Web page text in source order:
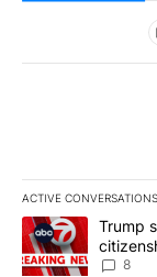
All
ACTIVE CONVERSATIONS
The following is a
A trending article
Trump
8